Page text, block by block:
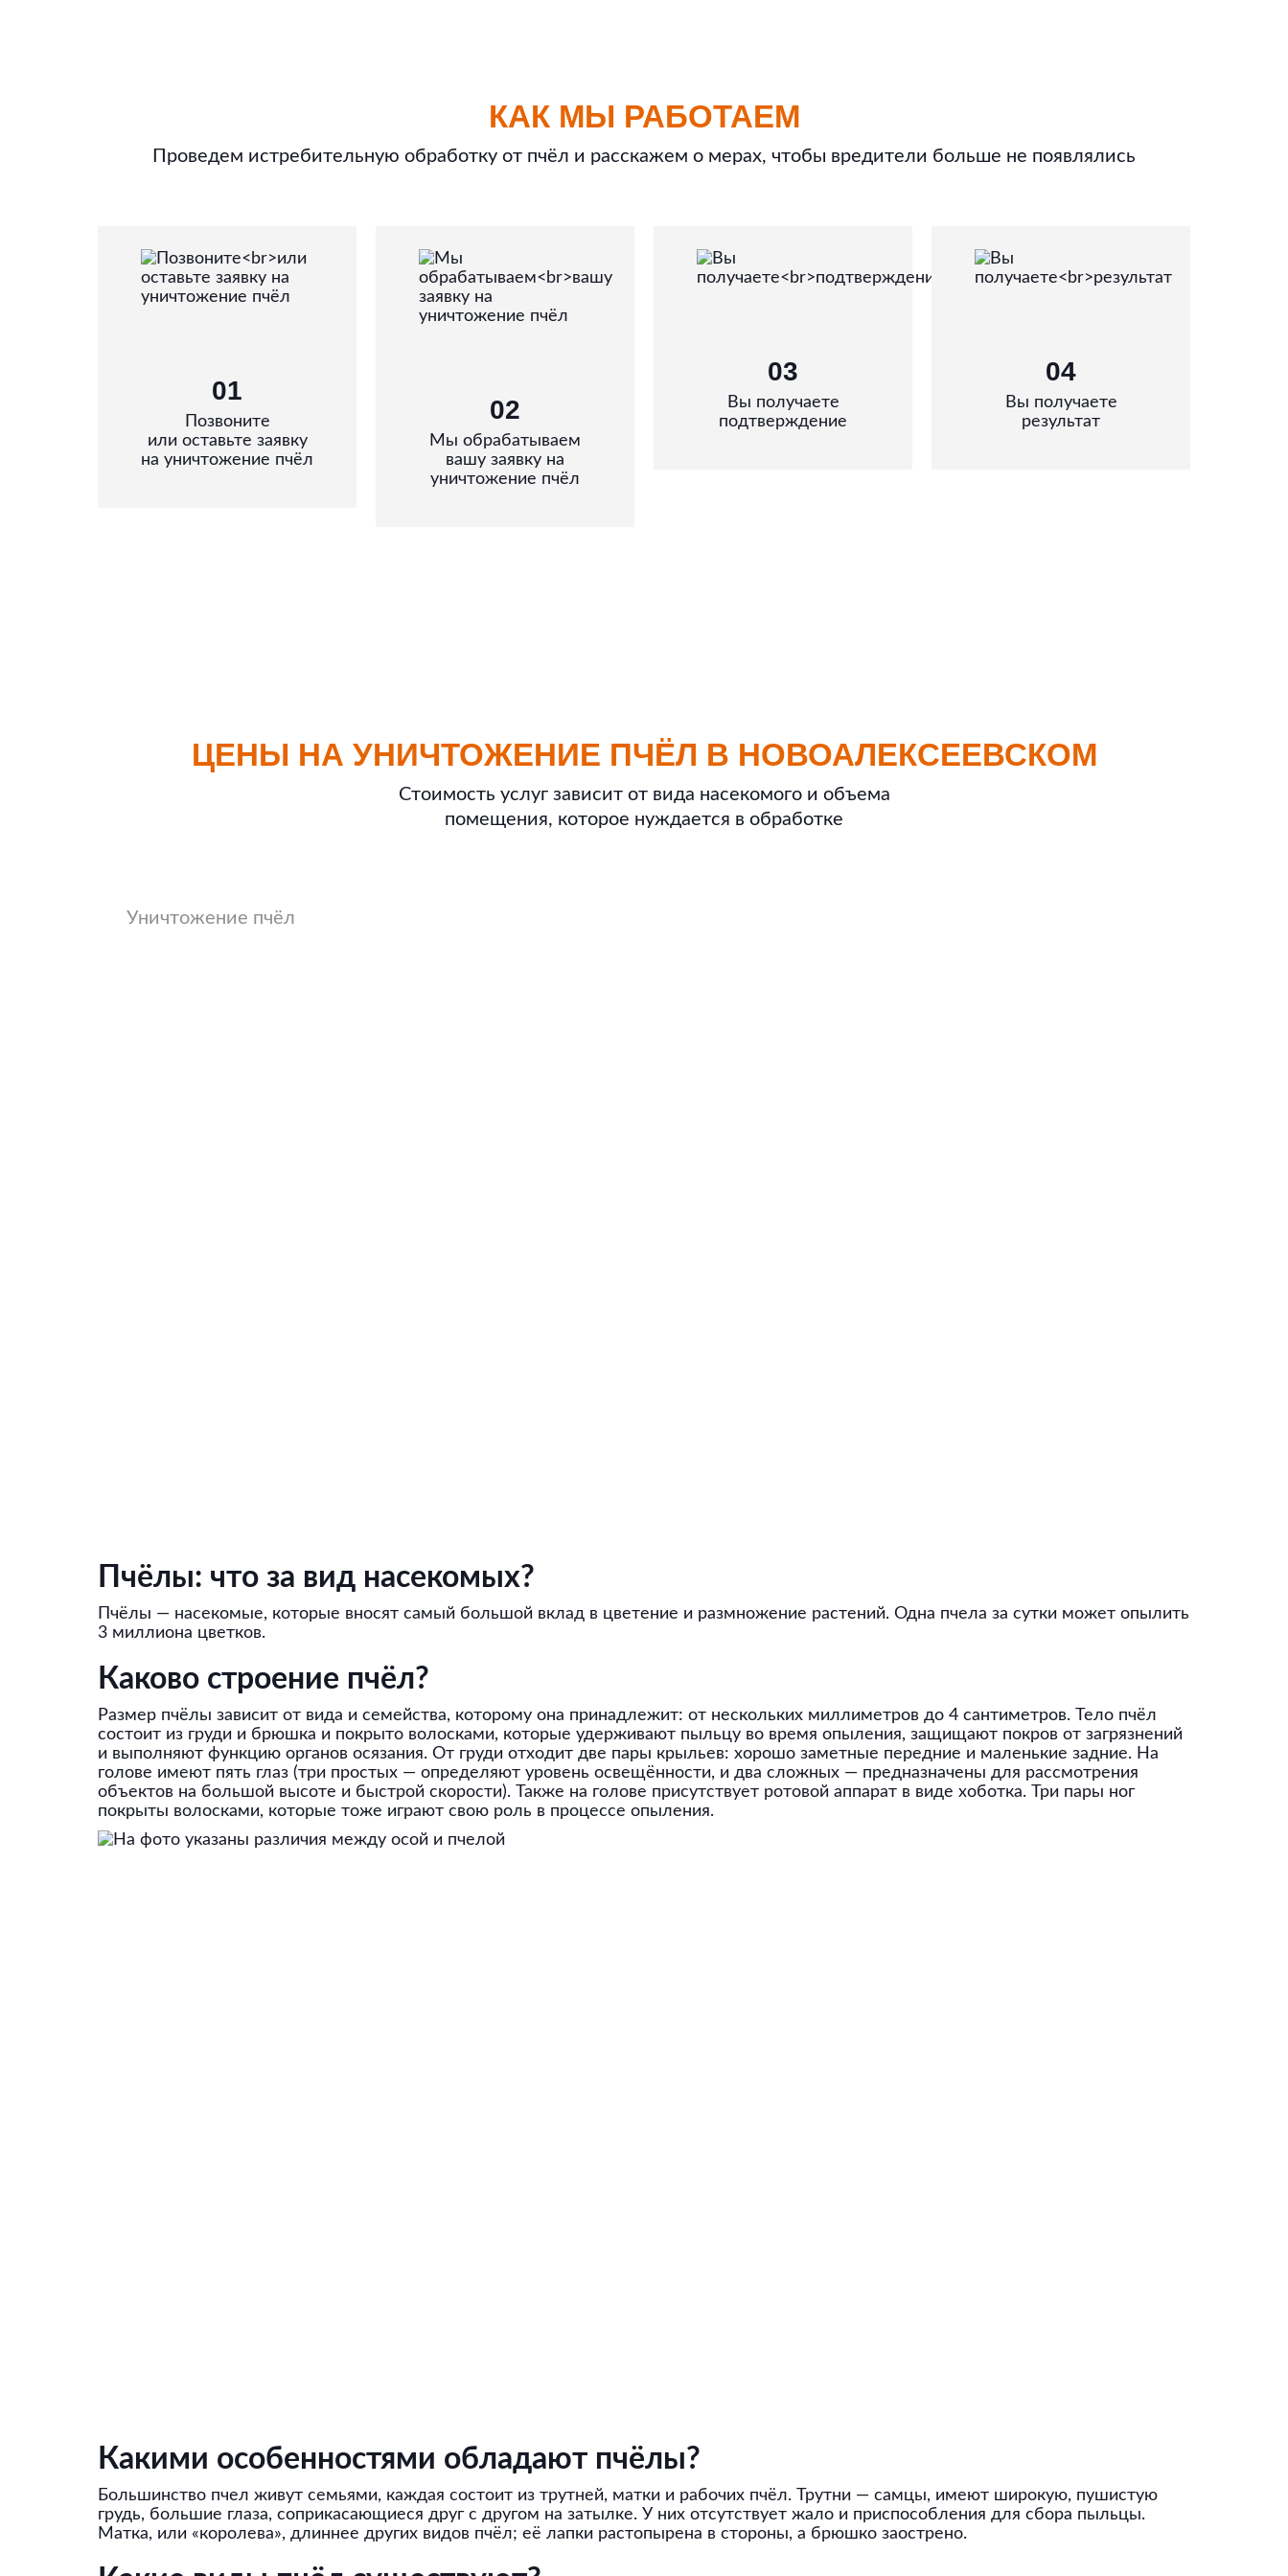
КАК МЫ РАБОТАЕМ
Проведем истребительную обработку от пчёл и расскажем о мерах, чтобы вредители больше не появлялись
01
Позвоните
или оставьте заявку
на уничтожение пчёл
02
Мы обрабатываем
вашу заявку на
уничтожение пчёл
03
Вы получаете
подтверждение
04
Вы получаете
результат
ЦЕНЫ НА УНИЧТОЖЕНИЕ ПЧЁЛ В НОВОАЛЕКСЕЕВСКОМ
Стоимость услуг зависит от вида насекомого и объема
помещения, которое нуждается в обработке
Уничтожение пчёл
Пчёлы: что за вид насекомых?
Пчёлы — насекомые, которые вносят самый большой вклад в цветение и размножение растений. Одна пчела за сутки может опылить
3 миллиона цветков.
Каково строение пчёл?
Размер пчёлы зависит от вида и семейства, которому она принадлежит: от нескольких миллиметров до 4 сантиметров. Тело пчёл
состоит из груди и брюшка и покрыто волосками, которые удерживают пыльцу во время опыления, защищают покров от загрязнений
и выполняют функцию органов осязания. От груди отходит две пары крыльев: хорошо заметные передние и маленькие задние. На
голове имеют пять глаз (три простых — определяют уровень освещённости, и два сложных — предназначены для рассмотрения
объектов на большой высоте и быстрой скорости). Также на голове присутствует ротовой аппарат в виде хоботка. Три пары ног
покрыты волосками, которые тоже играют свою роль в процессе опыления.
Какими особенностями обладают пчёлы?
Большинство пчел живут семьями, каждая состоит из трутней, матки и рабочих пчёл. Трутни — самцы, имеют широкую, пушистую
грудь, большие глаза, соприкасающиеся друг с другом на затылке. У них отсутствует жало и приспособления для сбора пыльцы.
Матка, или «королева», длиннее других видов пчёл; её лапки растопырена в стороны, а брюшко заострено.